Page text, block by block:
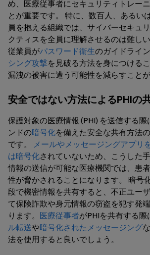
め、医療従事者にセキュリティトレー
とが重要です。 特に、数百人、あるい
員を抱える組織では、サイバーセキュ
クティスを全員に理解させるのは難し
従業員がパスワード衛生のガイドライ
シング攻撃を見破る方法を身につける
漏洩の被害に遭う可能性を減らすことが
安全ではない方法によるPHIの
保護対象の医療情報 (PHI) を送信する
ンドの暗号化を備えた安全な共有方法
です。 メールやメッセージングアプリ
は暗号化されていないため、こうした
情報の送信が可能な医療機関では、患
性が脅かされることになります。 暗号
段で機密情報を共有すると、不正ユー
て保険詐欺や身元情報の窃盗を犯す発
ります。 医療従事者がPHIを共有する際
ル転送や暗号化されたメッセージング
法を使用すると良いでしょう。